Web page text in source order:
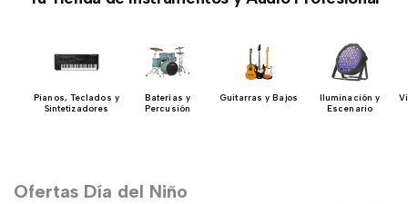
Pianos, Teclados y
Sintetizadores
Baterías y
Percusión
Guitarras y Bajos
Iluminación y
Escenario
Ofertas Día del Niño